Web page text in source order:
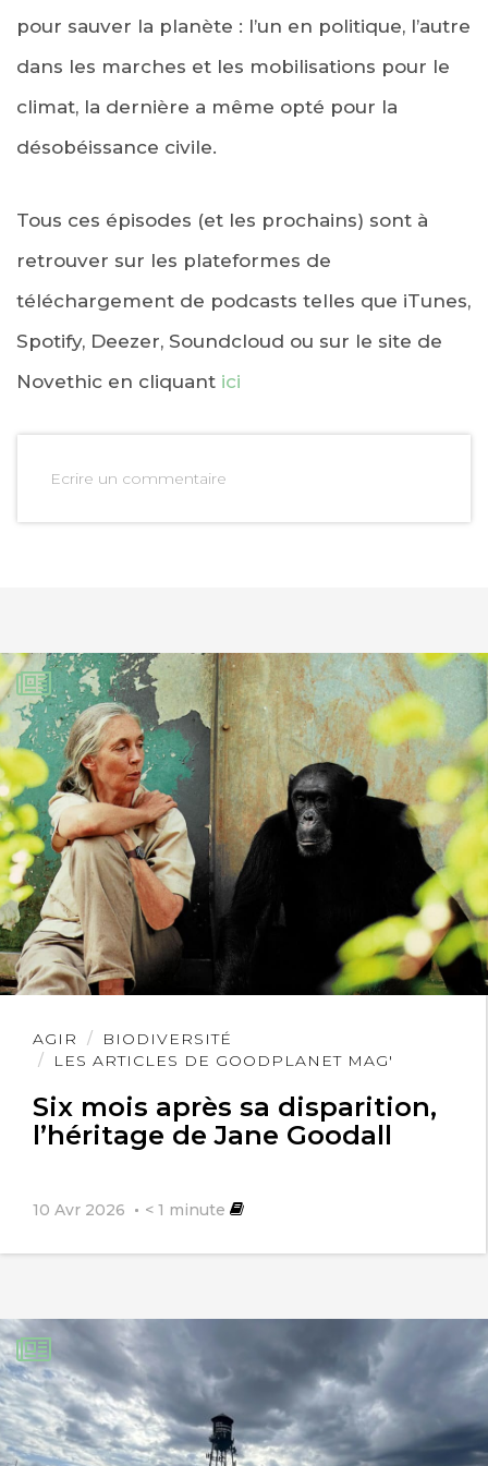
pour sauver la planète : l’un en politique, l’autre
dans les marches et les mobilisations pour le
climat, la dernière a même opté pour la
désobéissance civile.
Tous ces épisodes (et les prochains) sont à
retrouver sur les plateformes de
téléchargement de podcasts telles que iTunes,
Spotify, Deezer, Soundcloud ou sur le site de
Novethic en cliquant ici
Ecrire un commentaire
AGIR
BIODIVERSITÉ
LES ARTICLES DE GOODPLANET MAG'
Six mois après sa disparition,
l’héritage de Jane Goodall
10 Avr 2026 < 1 minute
Lire
l'article